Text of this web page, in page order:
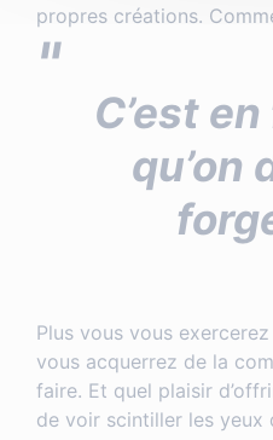
propres créations.
C’est
qu’on
Plus vous vous
vous acquerrez de la
faire. Et quel plaisir
de voir scintiller les yeux